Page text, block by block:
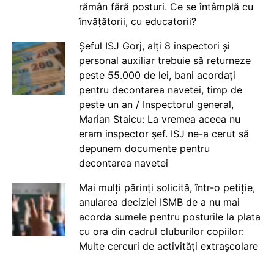
rămân fără posturi. Ce se întâmplă cu
învățătorii, cu educatorii?
Șeful ISJ Gorj, alți 8 inspectori și
personal auxiliar trebuie să returneze
peste 55.000 de lei, bani acordați
pentru decontarea navetei, timp de
peste un an / Inspectorul general,
Marian Staicu: La vremea aceea nu
eram inspector șef. ISJ ne-a cerut să
depunem documente pentru
decontarea navetei
Mai mulți părinți solicită, într-o petiție,
anularea deciziei ISMB de a nu mai
acorda sumele pentru posturile la plata
cu ora din cadrul cluburilor copiilor:
Multe cercuri de activități extrașcolare